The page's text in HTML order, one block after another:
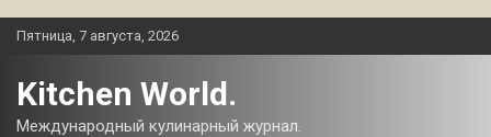
Перейти
Пятница, 7 августа, 2026
Kitchen World.
Международный кулинарный журнал.